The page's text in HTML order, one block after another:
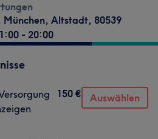
München, Altstadt, 80539
- 20:00
150 € Auswählen